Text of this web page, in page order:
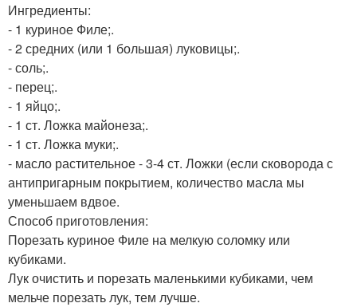
Ингредиенты:
- 1 куриное Филе;.
- 2 средних (или 1 большая) луковицы;.
- соль;.
- перец;.
- 1 яйцо;.
- 1 ст. Ложка майонеза;.
- 1 ст. Ложка муки;.
- масло растительное - 3-4 ст. Ложки (если сковорода с
антипригарным покрытием, количество масла мы
уменьшаем вдвое.
Способ приготовления:
Порезать куриное Филе на мелкую соломку или
кубиками.
Лук очистить и порезать маленькими кубиками, чем
мельче порезать лук, тем лучше.